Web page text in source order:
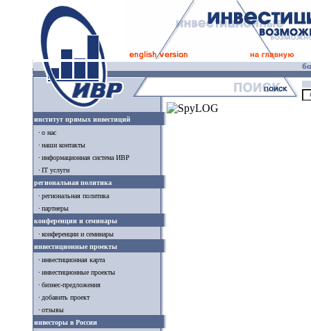
институт прямых инвестиций
о нас
наши контакты
информационная система ИВР
IT услуги
региональная политика
региональная политика
партнеры
конференции и семинары
конференции и семинары
инвестиционные проекты
инвестиционная карта
инвестиционные проекты
бизнес-предложения
добавить проект
отзывы
инвесторы в России